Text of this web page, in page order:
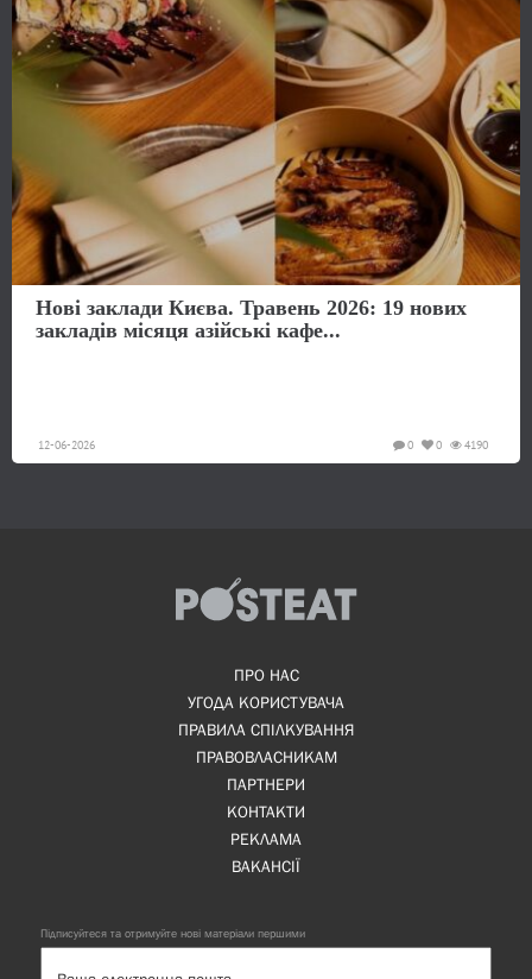
Нові заклади Києва. Травень 2026: 19 нових
закладів місяця азійські кафе...
12-06-2026 4190
0
0
ПРО НАС
УГОДА КОРИСТУВАЧА
ПРАВИЛА СПІЛКУВАННЯ
ПРАВОВЛАСНИКАМ
ПАРТНЕРИ
КОНТАКТИ
РЕКЛАМА
ВАКАНСІЇ
Підписуйтеся та отримуйте нові матеріали першими